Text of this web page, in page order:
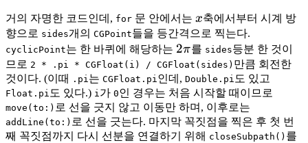
거의 자명한 코드인데, for 문 안에서는 x
x축에서부터 시계 방
향으로 sides개의 CGPoint들을 등간격으로 찍는다.
cyclicPoint는 한 바퀴에 해당하는 2\pi
2π를 sides등분 한 것이
므로 2 * .pi * CGFloat(i) / CGFloat(sides) 만큼 회전한
것이다. (이때
.pi 는 CGFloat.pi 인데, Double.pi 도 있고
Float.pi 도 있다.) i 가 0인 경우는 처음 시작할 때이므로
move(to:) 로 선을 긋지 않고 이동만 하며, 이후로는
addLine(to:) 로 선을 긋는다. 마지막 꼭짓점을 찍은 후 첫 번
째 꼭짓점까지 다시 선분을 연결하기 위해 closeSubpath() 를